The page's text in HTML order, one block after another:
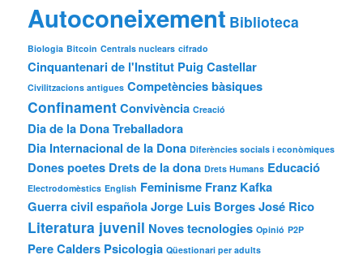
Autoconeixement Biblioteca
Biologia Bitcoin Centrals nuclears cifrado
Cinquantenari de l'Institut Puig Castellar
Civilitzacions antigues Competències bàsiques
ConfinamentConvivència Creació
Dia de la Dona Treballadora
Dia Internacional de la Dona Diferències socials i econòmiques
Dones poetes Drets de la dona Drets Humans Educació
Electrodomèstics English Feminisme Franz Kafka
Guerra civil españolaJorge Luis BorgesJosé Rico
Literatura juvenil Noves tecnologies Opinió P2P
Pere Calders Psicologia Qüestionari per adults